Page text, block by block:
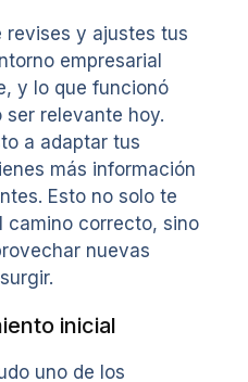
revises y ajustes tus
empresarial
y lo que funcionó
ser relevante hoy.
a adaptar tus
más información
Esto no solo te
camino correcto, sino
nuevas
inicial
uno de los